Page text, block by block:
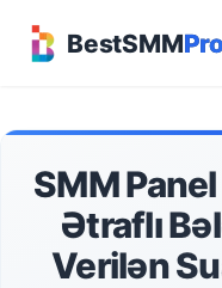
BestSMM
SMM
Ətraflı
Verilən